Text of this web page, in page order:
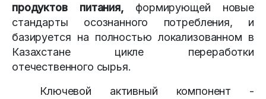
продуктов питания,формирующей новые
стандарты осознанного потребления, и
базируется на полностью локализованном в
Казахстане цикле переработки
отечественного сырья.
Ключевой активный компонент -